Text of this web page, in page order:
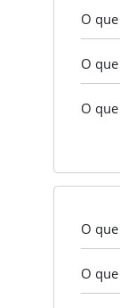
O
O
O
O
O